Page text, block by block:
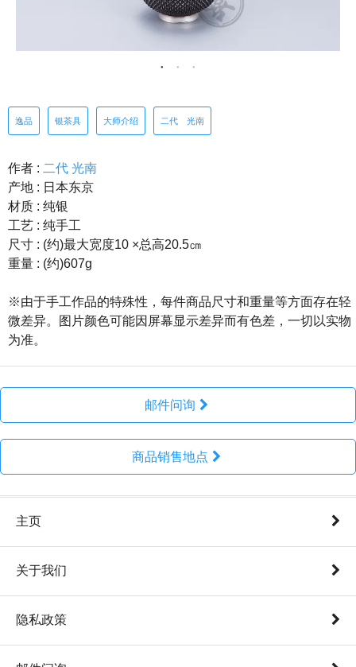
逸品 银茶具 大师介绍 二代 光南
作者 : 二代 光南
产地 : 日本东京
材质 : 纯银
工艺 : 纯手工
尺寸 : (约)最大宽度10 ×总高20.5㎝
重量 : (约)607g
※由于手工作品的特殊性，每件商品尺寸和重量等方面存在轻
微差异。图片颜色可能因屏幕显示差异而有色差，一切以实物
为准。
邮件问询
商品销售地点
主页
关于我们
隐私政策